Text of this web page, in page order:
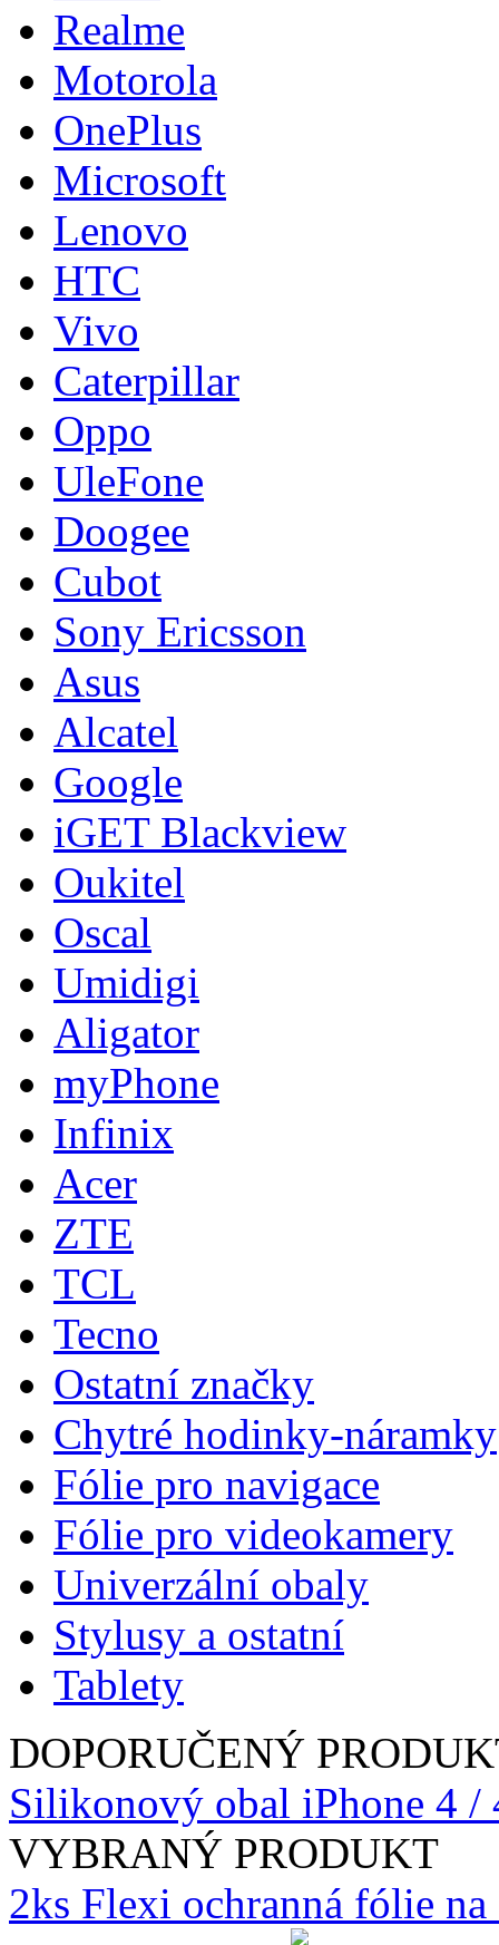
Realme
Motorola
OnePlus
Microsoft
Lenovo
HTC
Vivo
Caterpillar
Oppo
UleFone
Doogee
Cubot
Sony Ericsson
Asus
Alcatel
Google
iGET Blackview
Oukitel
Oscal
Umidigi
Aligator
myPhone
Infinix
Acer
ZTE
TCL
Tecno
Ostatní značky
Chytré hodinky-náramky
Fólie pro navigace
Fólie pro videokamery
Univerzální obaly
Stylusy a ostatní
Tablety
DOPORUČENÝ
Silikonový obal iPhone 4 /
VYBRANÝ PRODUKT
2ks Flexi ochranná fólie